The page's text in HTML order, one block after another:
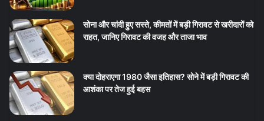
सोना और चांदी हुए सस्ते, कीमतों में बड़ी गिरावट से खरीदारों को
राहत, जानिए गिरावट की वजह और ताजा भाव
क्या दोहराएगा 1980 जैसा इतिहास? सोने में बड़ी गिरावट की
आशंका पर तेज हुई बहस